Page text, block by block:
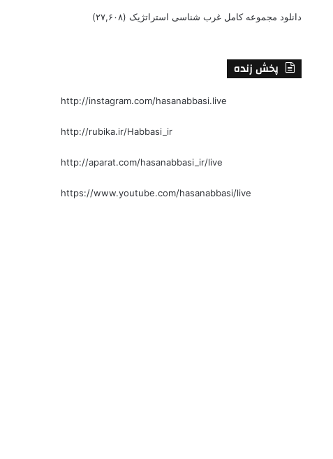
دانلود مجموعه کامل غرب شناسی استراتژیک (۲۷,۶۰۸)
پخش زنده
http://instagram.com/hasanabbasi.live
http://rubika.ir/Habbasi_ir
http://aparat.com/hasanabbasi_ir/live
https://www.youtube.com/hasanabbasi/live